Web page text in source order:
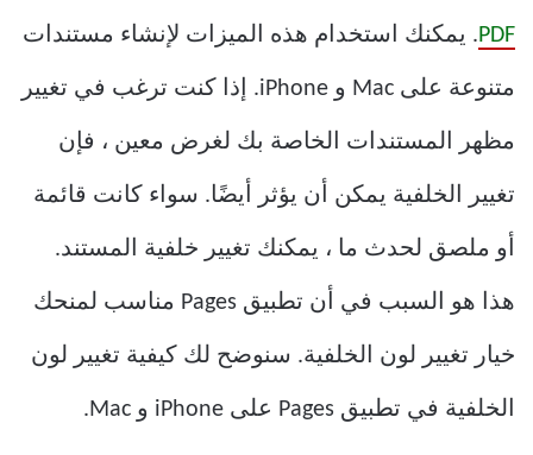
PDF. يمكنك استخدام هذه الميزات لإنشاء مستندات
متنوعة على Mac و iPhone. إذا كنت ترغب في تغيير
مظهر المستندات الخاصة بك لغرض معين ، فإن
تغيير الخلفية يمكن أن يؤثر أيضًا. سواء كانت قائمة
أو ملصق لحدث ما ، يمكنك تغيير خلفية المستند.
هذا هو السبب في أن تطبيق Pages مناسب لمنحك
خيار تغيير لون الخلفية. سنوضح لك كيفية تغيير لون
الخلفية في تطبيق Pages على iPhone و Mac.